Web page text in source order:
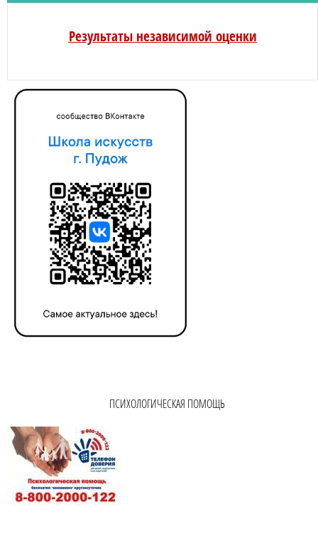
Результаты независимой оценки
ПСИХОЛОГИЧЕСКАЯ ПОМОЩЬ